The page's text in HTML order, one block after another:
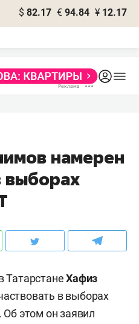
$ 82.17 € 94.84 ¥ 12.17
намерен
выборах
ТатарстанеХафиз
в выборах
Об этом он заявил